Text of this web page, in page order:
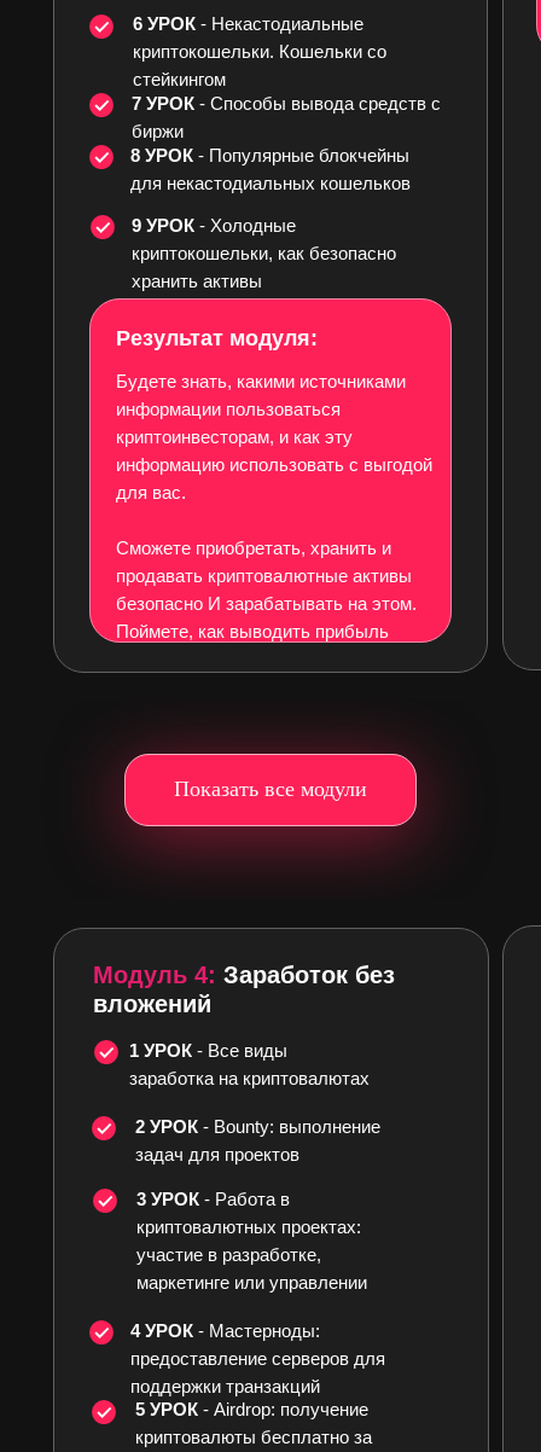
6 УРОК - Некастодиальные
криптокошельки. Кошельки со
стейкингом
7 УРОК - Способы вывода средств с
биржи
8 УРОК - Популярные блокчейны
для некастодиальных кошельков
9 УРОК - Холодные
криптокошельки, как безопасно
хранить активы
Результат модуля:
Будете знать, какими источниками
информации пользоваться
криптоинвесторам, и как эту
информацию использовать с выгодой
для вас.
Сможете приобретать, хранить и
продавать криптовалютные активы
безопасно И зарабатывать на этом.
Поймете, как выводить прибыль
Показать все модули
Модуль 4: Заработок без
вложений
4 УРОК - Мастерноды:
предоставление серверов для
поддержки транзакций
1 УРОК - Все виды
заработка на криптовалютах
2 УРОК - Bounty: выполнение
задач для проектов
3 УРОК - Работа в
криптовалютных проектах:
участие в разработке,
маркетинге или управлении
5 УРОК - Airdrop: получение
криптовалюты бесплатно за
Твое новое
Бонусный урок -
5 МОДУЛЬ
6 МОДУЛЬ
Круто, да?) А ты
будет вести тебя
результату?
Получишь шанс
попасть в курс-
бестселлер
и начать
на крипте уже на
неделе